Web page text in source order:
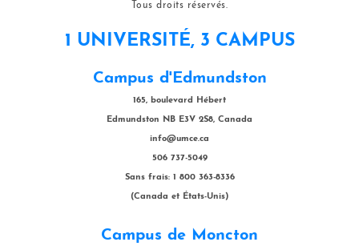
Tous droits réservés.
1 UNIVERSITÉ, 3 CAMPUS
Campus d'Edmundston
165, boulevard Hébert
Edmundston NB E3V 2S8, Canada
info@umce.ca
506 737-5049
Sans frais: 1 800 363-8336
(Canada et États-Unis)
Campus de Moncton